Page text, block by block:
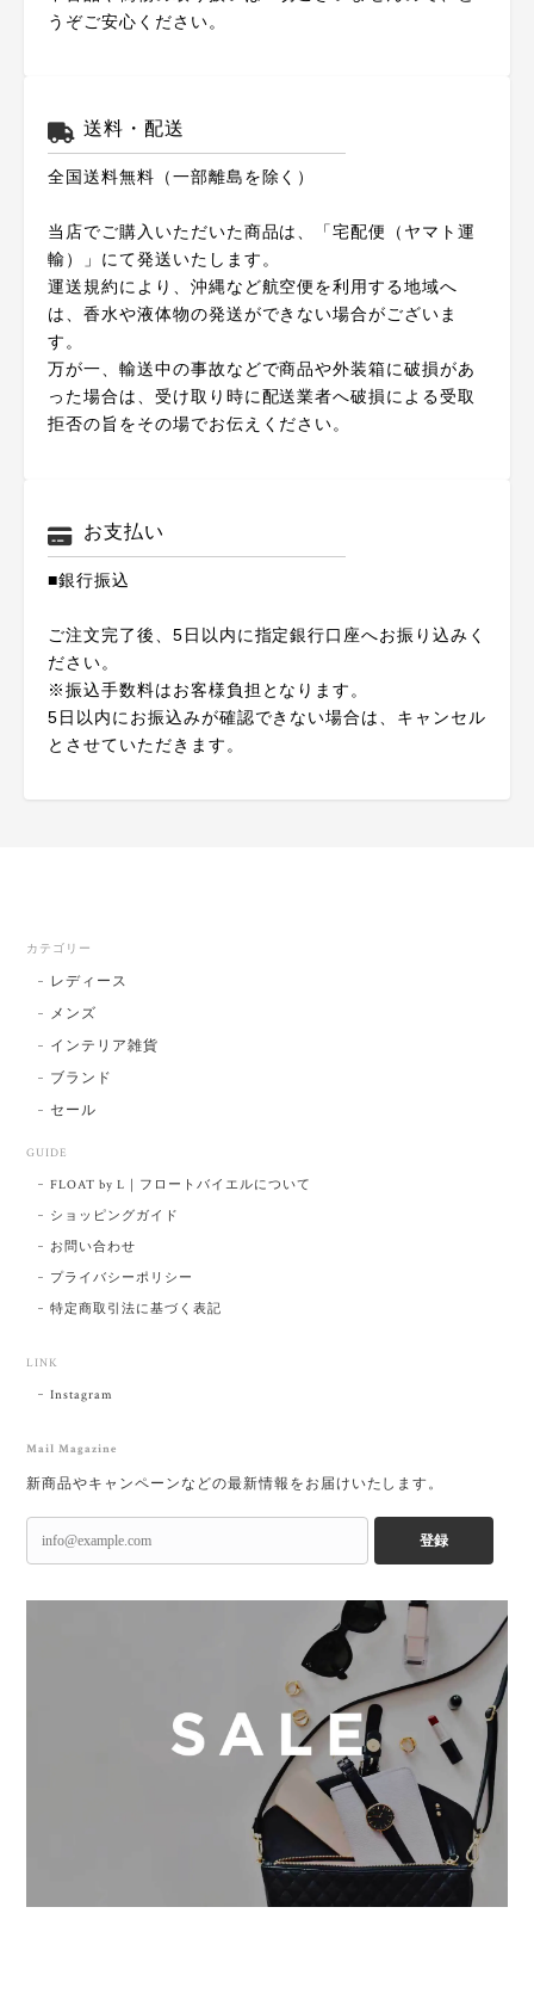
うぞご安心ください。
送料・配送
全国送料無料（一部離島を除く）
当店でご購入いただいた商品は、「宅配便（ヤマト運
輸）」にて発送いたします。
運送規約により、沖縄など航空便を利用する地域へ
は、香水や液体物の発送ができない場合がございま
す。
万が一、輸送中の事故などで商品や外装箱に破損があ
った場合は、受け取り時に配送業者へ破損による受取
拒否の旨をその場でお伝えください。
お支払い
■銀行振込
ご注文完了後、5日以内に指定銀行口座へお振り込みく
ださい。
※振込手数料はお客様負担となります。
5日以内にお振込みが確認できない場合は、キャンセル
とさせていただきます。
カテゴリー
レディース
メンズ
インテリア雑貨
ブランド
セール
GUIDE
FLOAT by L｜フロートバイエルについて
ショッピングガイド
お問い合わせ
プライバシーポリシー
特定商取引法に基づく表記
LINK
Instagram
Mail Magazine
新商品やキャンペーンなどの最新情報をお届けいたします。
登録